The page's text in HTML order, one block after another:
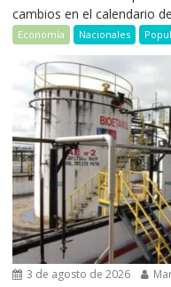
cambios en el calendario
Economía Nacionales
3 de agosto de 2026